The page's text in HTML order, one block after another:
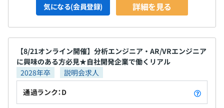
気になる(会員登録) 詳細を見る
【8/21オンライン開催】分析エンジニア・AR/VRエンジニア
に興味のある方必見★自社開発企業で働くリアル
2028年卒
説明会求人
通過ランク：D